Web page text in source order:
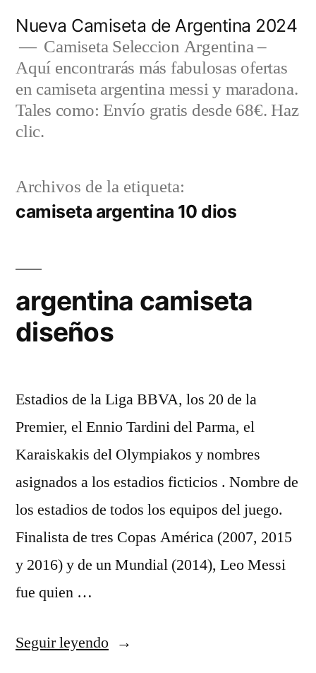
contenido
Nueva Camiseta de Argentina 2024
Camiseta Seleccion Argentina –
Aquí encontrarás más fabulosas ofertas
en camiseta argentina messi y maradona.
Tales como: Envío gratis desde 68€. Haz
clic.
Archivos de la etiqueta:
camiseta argentina 10 dios
argentina camiseta
diseños
Estadios de la Liga BBVA, los 20 de la
Premier, el Ennio Tardini del Parma, el
Karaiskakis del Olympiakos y nombres
asignados a los estadios ficticios . Nombre de
los estadios de todos los equipos del juego.
Finalista de tres Copas América (2007, 2015
y 2016) y de un Mundial (2014), Leo Messi
fue quien …
Seguir leyendo«argentina